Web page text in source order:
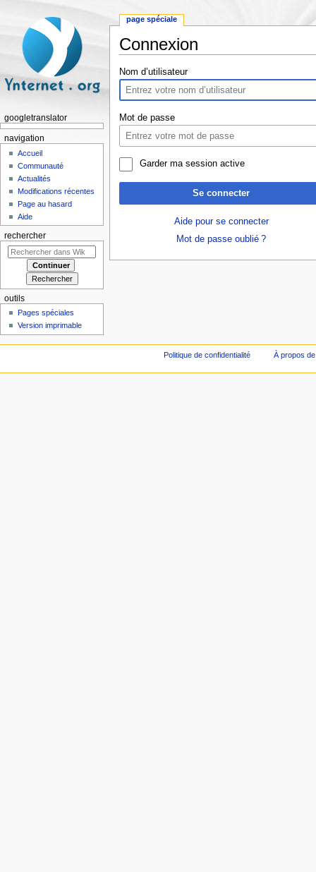
Connexion
Nom d’utilisateur
Mot de passe
Garder ma session active
Se connecter
Aide pour se connecter
Mot de passe oublié ?
page spéciale
googletranslator
navigation
Accueil
Communauté
Actualités
Modifications récentes
Page au hasard
Aide
rechercher
outils
Pages spéciales
Version imprimable
Politique de confidentialité À propos